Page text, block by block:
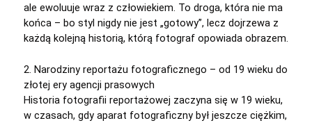
ale ewoluuje wraz z człowiekiem. To droga, która nie ma
końca – bo styl nigdy nie jest „gotowy”, lecz dojrzewa z
każdą kolejną historią, którą fotograf opowiada obrazem.
2. Narodziny reportażu fotograficznego – od 19 wieku do
złotej ery agencji prasowych
Historia fotografii reportażowej zaczyna się w 19 wieku,
w czasach, gdy aparat fotograficzny był jeszcze ciężkim,